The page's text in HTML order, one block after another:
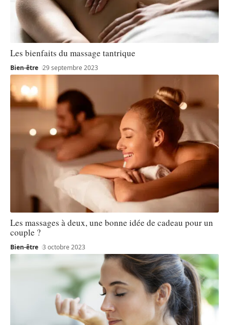
Les bienfaits du massage tantrique
Bien-être 29 septembre 2023
Les massages à deux, une bonne idée de cadeau pour un
couple ?
Bien-être 3 octobre 2023